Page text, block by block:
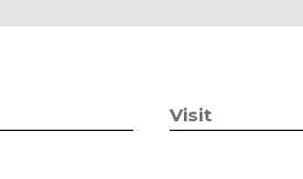
Visit